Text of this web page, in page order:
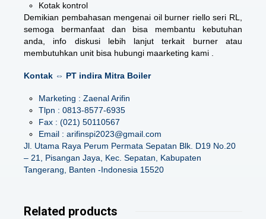
Kotak kontrol
Demikian pembahasan mengenai oil burner riello seri RL
semoga bermanfaat dan bisa membantu kebutuhan
anda, info diskusi lebih lanjut terkait burner atau
membutuhkan unit bisa hubungi maarketing kami .
Kontak ⇔ PT indira Mitra Boiler
Marketing : Zaenal Arifin
Tlpn : 0813-8577-6935
Fax : (021) 50110567
Email : arifinspi2023@gmail.com
Jl. Utama Raya Perum Permata Sepatan Blk. D19 No.20
– 21, Pisangan Jaya, Kec. Sepatan, Kabupaten
Tangerang, Banten -Indonesia 15520
Related products